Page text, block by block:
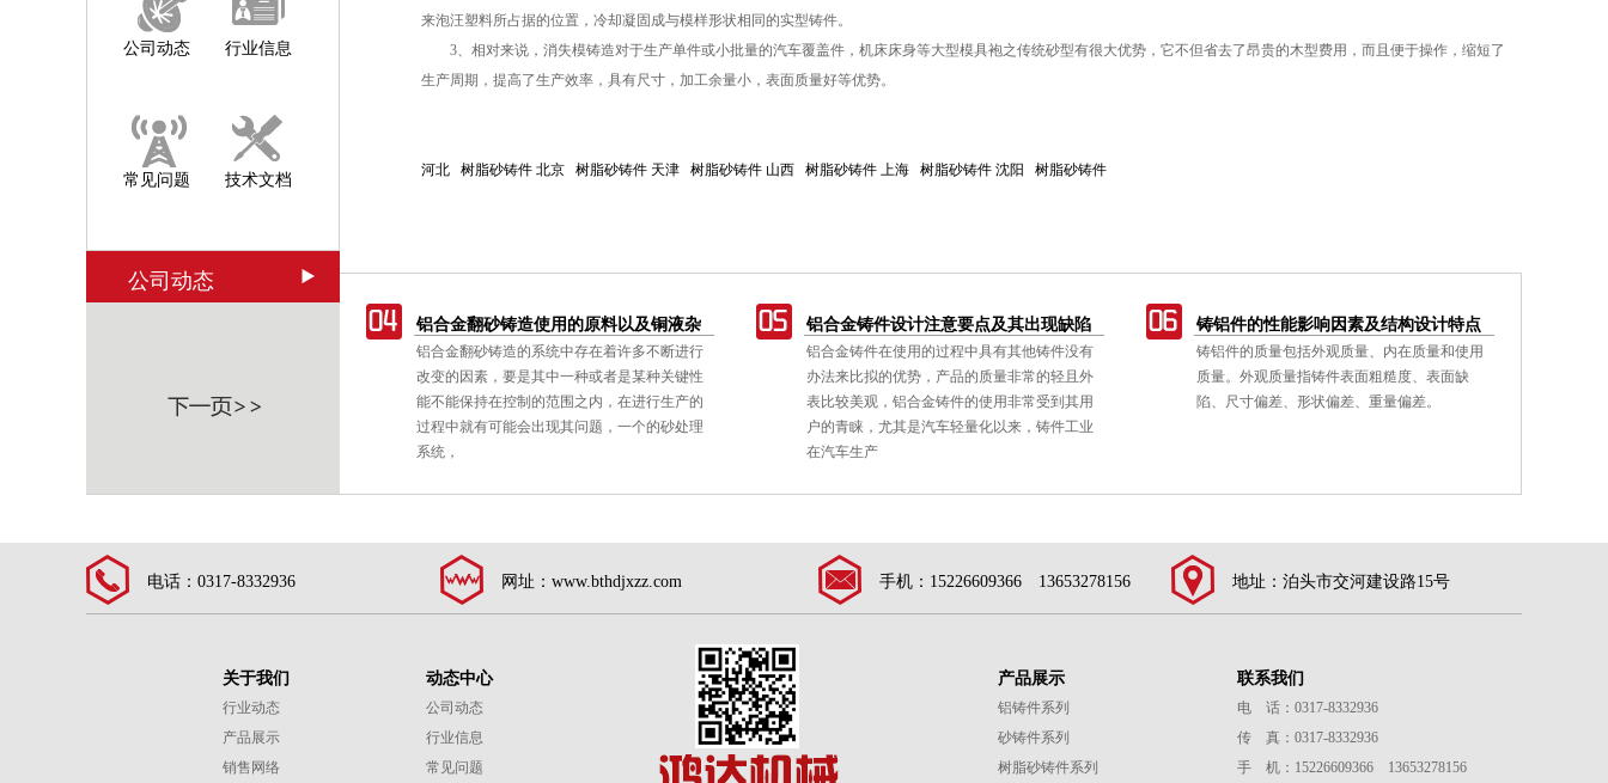
公司动态 行业信息
常见问题 技术文档
来泡汪塑料所占据的位置，冷却凝固成与模样形状相同的实型铸件。
3、相对来说，消失模铸造对于生产单件或小批量的汽车覆盖件，机床床身等大型模具袍之传统砂型有很大优势，它不但省去了昂贵的木型费用，而且便于操作，缩短了
生产周期，提高了生产效率，具有尺寸，加工余量小，表面质量好等优势。
河北 树脂砂铸件 北京 树脂砂铸件 天津 树脂砂铸件 山西 树脂砂铸件 上海 树脂砂铸件 沈阳 树脂砂铸件
公司动态
用在便携式机械工具设备上，以减低振动对操
铝合金翻砂铸造使用的原料以及铜液杂
质
铝合金翻砂铸造的系统中存在着许多不断进行
改变的因素，要是其中一种或者是某种关键性
能不能保持在控制的范围之内，在进行生产的
过程中就有可能会出现其问题，一个的砂处理
系统，
铝合金铸件设计注意要点及其出现缺陷
的
铝合金铸件在使用的过程中具有其他铸件没有
办法来比拟的优势，产品的质量非常的轻且外
表比较美观，铝合金铸件的使用非常受到其用
户的青睐，尤其是汽车轻量化以来，铸件工业
在汽车生产
铸铝件的性能影响因素及结构设计特点
铸铝件的质量包括外观质量、内在质量和使用
质量。外观质量指铸件表面粗糙度、表面缺
陷、尺寸偏差、形状偏差、重量偏差。
电话：0317-8332936 网址：www.bthdjxzz.com 手机：15226609366 13653278156 地址：泊头市交河建设路15号
关于我们
行业动态
产品展示
销售网络
动态中心
公司动态
行业信息
常见问题
产品展示
铝铸件系列
砂铸件系列
树脂砂铸件系列
联系我们
电 话：0317-8332936
传 真：0317-8332936
手 机：15226609366 13653278156